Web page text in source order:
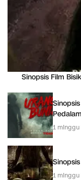
Sinopsis Film
1
1